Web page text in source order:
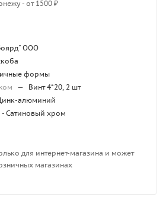
- от 1500 ₽
ООО
формы
—
Винт 4*20, 2 шт
алюминий
- Сатиновый хром
для интернет-магазина и может
магазинах